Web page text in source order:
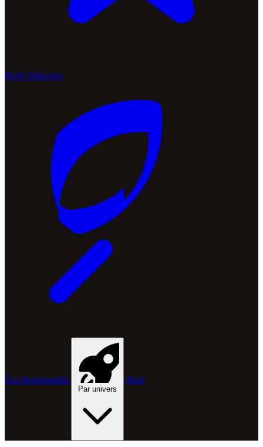
Notre Sélection
Éco Responsable
Par univers
Blog